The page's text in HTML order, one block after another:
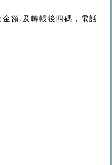
額.及轉帳後四碼，電話